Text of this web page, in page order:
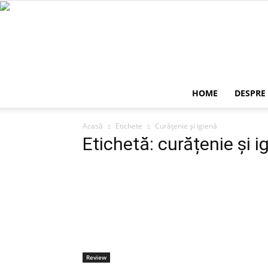
HOME
Acasă Etichete Curățenie și igienă
Etichetă: curățenie și
Review